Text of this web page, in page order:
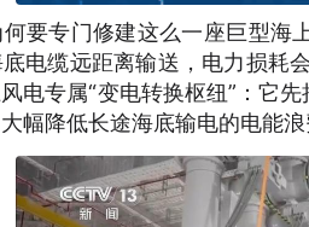
要专门修建这么一座巨型海
电缆远距离输送，电力损耗
电专属“变电转换枢纽”：它
幅降低长途海底输电的电能